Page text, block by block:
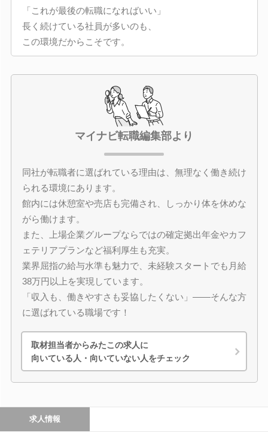
「これが最後の転職になればいい」
長く続けている社員が多いのも、
この環境だからこそです。
マイナビ転職編集部より
同社が転職者に選ばれている理由は、無理なく働き続け
られる環境にあります。
館内には休憩室や売店も完備され、しっかり体を休めな
がら働けます。
また、上場企業グループならではの確定拠出年金やカフ
ェテリアプランなど福利厚生も充実。
業界屈指の給与水準も魅力で、未経験スタートでも月給
38万円以上を実現しています。
「収入も、働きやすさも妥協したくない」――そんな方
に選ばれている職場です！
取材担当者からみたこの求人に
向いている人・向いていない人をチェック
求人情報